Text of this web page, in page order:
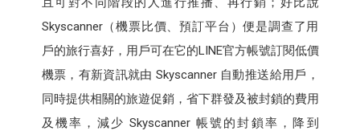
Skyscanner（機票比價、預訂平台）便是調查了用
戶的旅行喜好，用戶可在它的LINE官方帳號訂閱低價
機票，有新資訊就由 Skyscanner 自動推送給用戶，
同時提供相關的旅遊促銷，省下群發及被封鎖的費用
及機率，減少 Skyscanner 帳號的封鎖率，降到